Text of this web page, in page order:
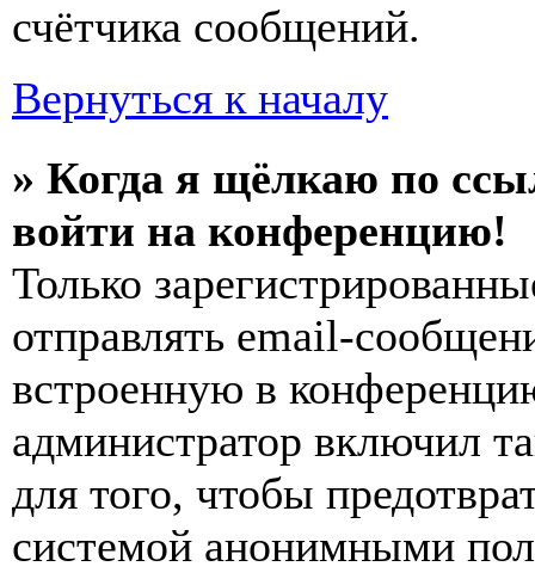
счётчика сообщений.
Вернуться к началу
» Когда я щёлкаю по
войти на конференцию!
Только
отправлять email-
встроенную в
администратор включил
для того, чтобы
системой анонимными